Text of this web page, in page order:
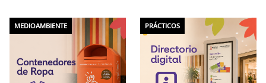
MEDIOAMBIENTE PRÁCTICOS